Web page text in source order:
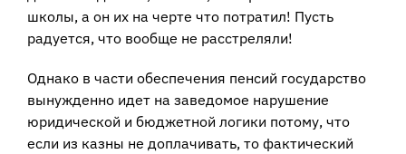
школы, а он их на черте что потратил! Пусть
радуется, что вообще не расстреляли!
Однако в части обеспечения пенсий государство
вынужденно идет на заведомое нарушение
юридической и бюджетной логики потому, что
если из казны не доплачивать, то фактический